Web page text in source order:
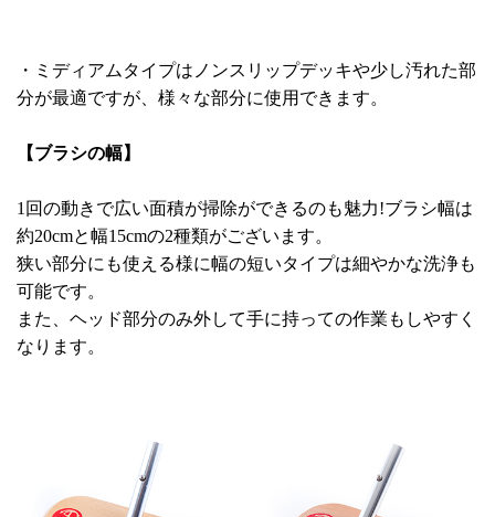
・ミディアムタイプはノンスリップデッキや少し汚れた部
分が最適ですが、様々な部分に使用できます。
【ブラシの幅】
1回の動きで広い面積が掃除ができるのも魅力!ブラシ幅は
約20cmと幅15cmの2種類がございます。
狭い部分にも使える様に幅の短いタイプは細やかな洗浄も
可能です。
また、ヘッド部分のみ外して手に持っての作業もしやすく
なります。